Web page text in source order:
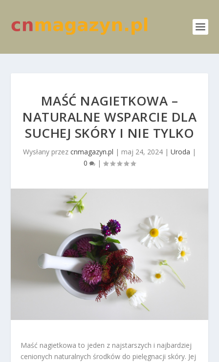
MAŚĆ NAGIETKOWA –
NATURALNE WSPARCIE DLA
SUCHEJ SKÓRY I NIE TYLKO
Wysłany przez cnmagazyn.pl | maj 24, 2024 | Uroda |
0
|
Maść nagietkowa to jeden z najstarszych i najbardziej
cenionych naturalnych środków do pielęgnacji skóry. Jej